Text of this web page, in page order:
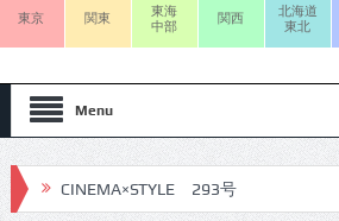
東京 関東
東海
中部
関西
北海道
東北
Menu
CINEMA×STYLE 293号